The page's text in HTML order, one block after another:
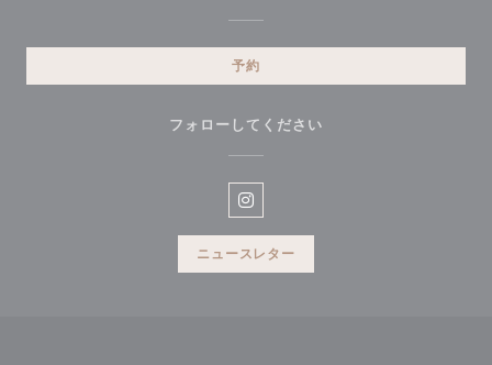
予約
フォローしてください
Instagram ((新しいウィンドウ
ニュースレター